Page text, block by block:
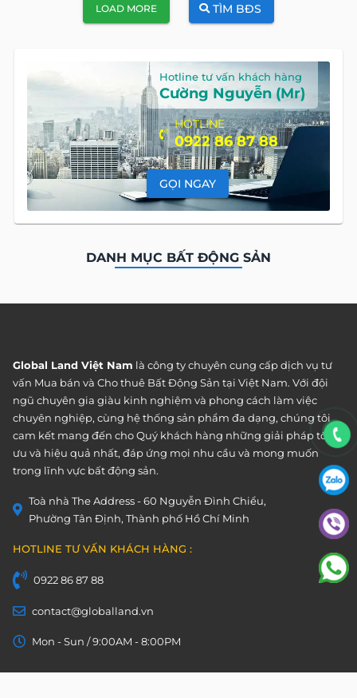
LOAD MORE TÌM BĐS
Hotline tư vấn khách hàng
Cường Nguyễn (Mr)
HOTLINE
0922 86 87 88
GỌI NGAY
DANH MỤC BẤT ĐỘNG SẢN
Global Land Việt Nam là công ty chuyên cung cấp dịch vụ tư
vấn Mua bán và Cho thuê Bất Động Sản tại Việt Nam. Với đội
ngũ chuyên gia giàu kinh nghiệm và phong cách làm việc
chuyên nghiệp, cùng hệ thống sản phẩm đa dạng, chúng tôi
cam kết mang đến cho Quý khách hàng những giải pháp tối
ưu và hiệu quả nhất, đáp ứng mọi nhu cầu và mong muốn
trong lĩnh vực bất động sản.
Toà nhà The Address - 60 Nguyễn Đình Chiểu,
Phường Tân Định, Thành phố Hồ Chí Minh
HOTLINE TƯ VẤN KHÁCH HÀNG :
0922 86 87 88
contact@globalland.vn
Mon - Sun / 9:00AM - 8:00PM